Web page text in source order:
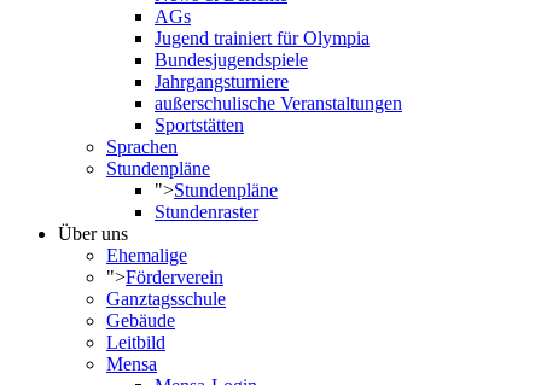
AGs
Jugend trainiert für Olympia
Bundesjugendspiele
Jahrgangsturniere
außerschulische Veranstaltungen
Sportstätten
Sprachen
Stundenpläne
">Stundenpläne
Stundenraster
Über uns
Ehemalige
">Förderverein
Ganztagsschule
Gebäude
Leitbild
Mensa